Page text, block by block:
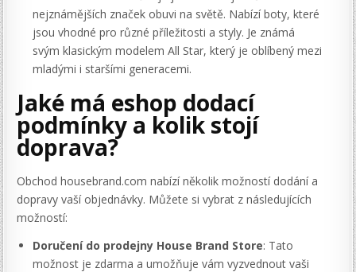
nejznámějších značek obuvi na světě. Nabízí boty, které
jsou vhodné pro různé příležitosti a styly. Je známá
svým klasickým modelem All Star, který je oblíbený mezi
mladými i staršími generacemi.
Jaké má eshop dodací
podmínky a kolik stojí
doprava?
Obchod housebrand.com nabízí několik možností dodání a
dopravy vaší objednávky. Můžete si vybrat z následujících
možností:
Doručení do prodejny House Brand Store: Tato
možnost je zdarma a umožňuje vám vyzvednout vaši